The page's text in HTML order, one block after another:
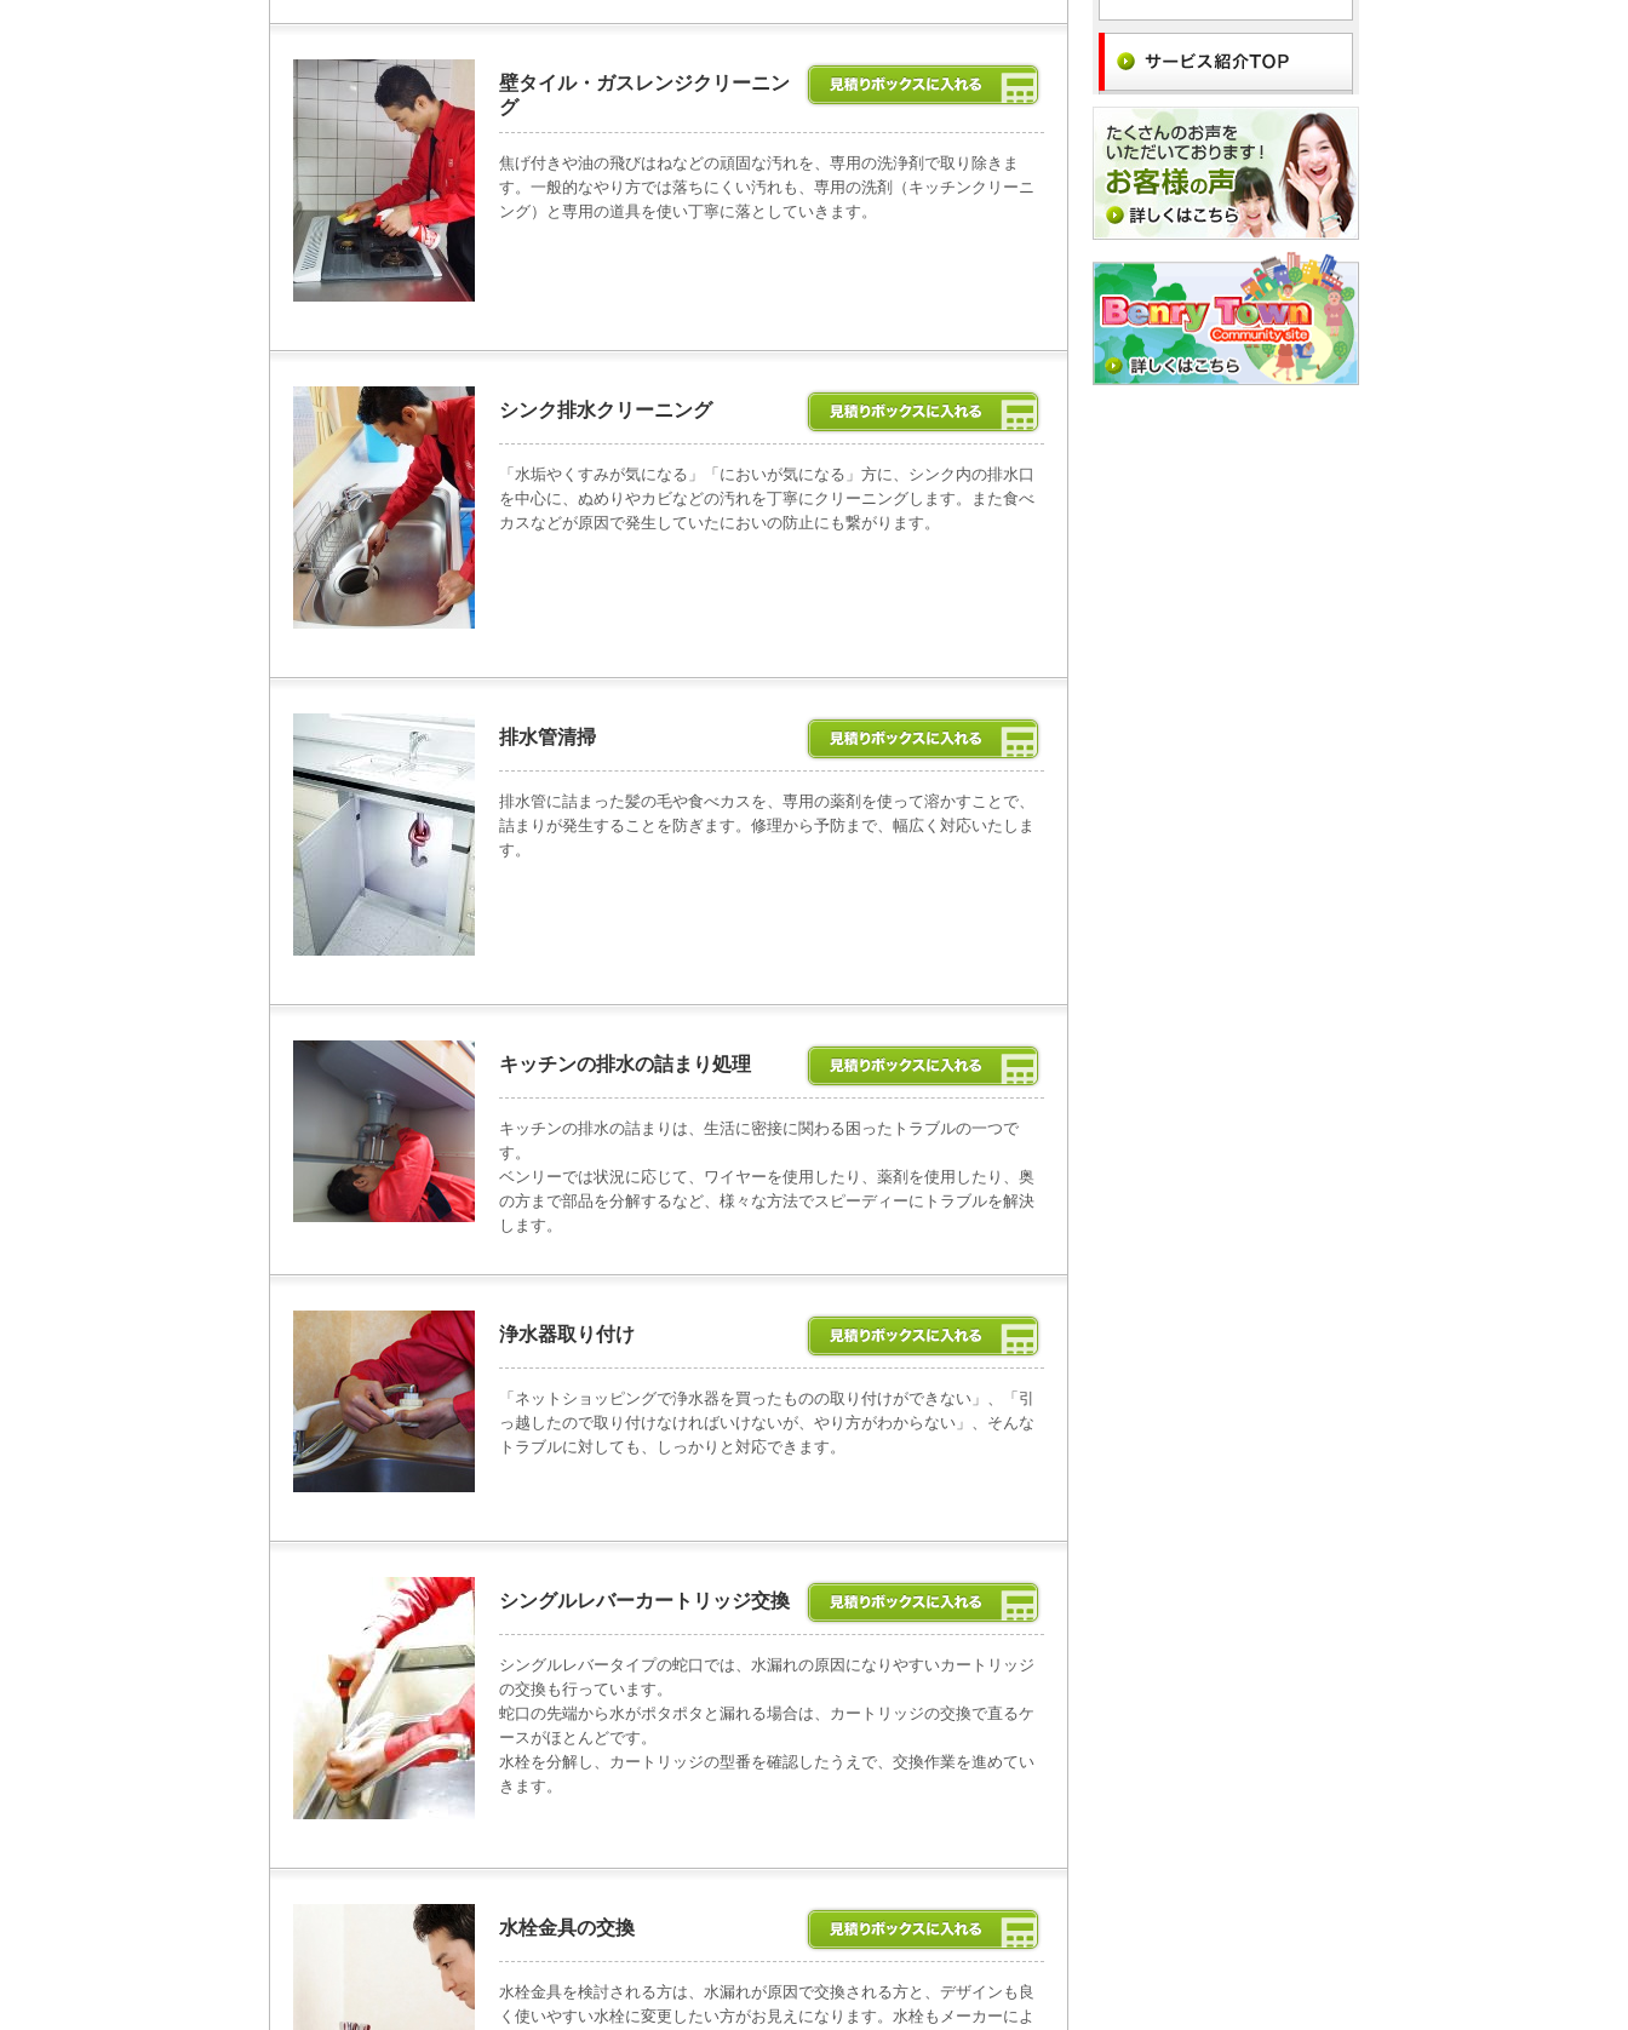
壁タイル・ガスレンジクリーニン
グ
焦げ付きや油の飛びはねなどの頑固な汚れを、専用の洗浄剤で取り除きま
す。一般的なやり方では落ちにくい汚れも、専用の洗剤（キッチンクリーニ
ング）と専用の道具を使い丁寧に落としていきます。
シンク排水クリーニング
「水垢やくすみが気になる」「においが気になる」方に、シンク内の排水口
を中心に、ぬめりやカビなどの汚れを丁寧にクリーニングします。また食べ
カスなどが原因で発生していたにおいの防止にも繋がります。
排水管清掃
排水管に詰まった髪の毛や食べカスを、専用の薬剤を使って溶かすことで、
詰まりが発生することを防ぎます。修理から予防まで、幅広く対応いたしま
す。
キッチンの排水の詰まり処理
キッチンの排水の詰まりは、生活に密接に関わる困ったトラブルの一つで
す。
ベンリーでは状況に応じて、ワイヤーを使用したり、薬剤を使用したり、奥
の方まで部品を分解するなど、様々な方法でスピーディーにトラブルを解決
します。
浄水器取り付け
「ネットショッピングで浄水器を買ったものの取り付けができない」、「引
っ越したので取り付けなければいけないが、やり方がわからない」、そんな
トラブルに対しても、しっかりと対応できます。
シングルレバーカートリッジ交換
シングルレバータイプの蛇口では、水漏れの原因になりやすいカートリッジ
の交換も行っています。
蛇口の先端から水がポタポタと漏れる場合は、カートリッジの交換で直るケ
ースがほとんどです。
水栓を分解し、カートリッジの型番を確認したうえで、交換作業を進めてい
きます。
水栓金具の交換
水栓金具を検討される方は、水漏れが原因で交換される方と、デザインも良
く使いやすい水栓に変更したい方がお見えになります。水栓もメーカーによ